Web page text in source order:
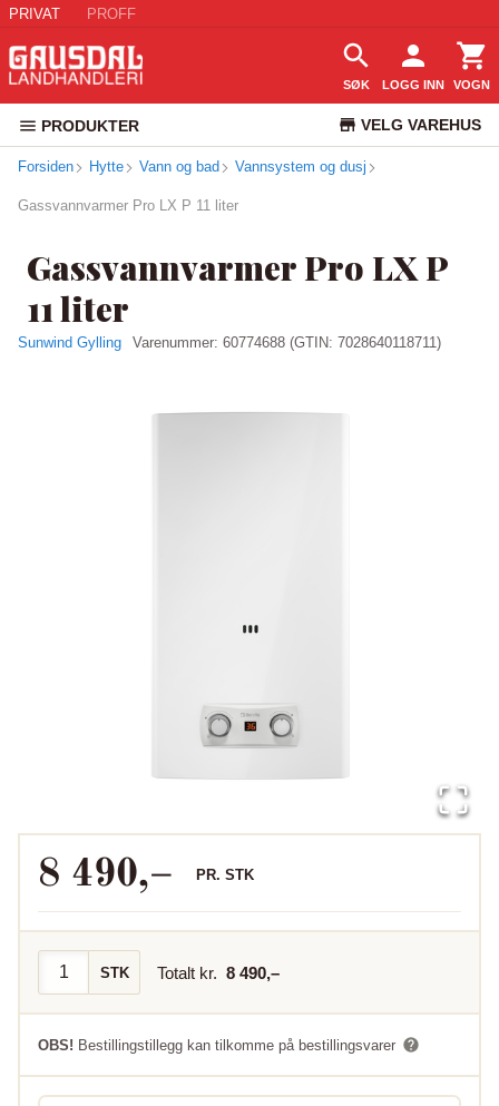
PRIVAT PROFF
SØK LOGG INN VOGN
PRODUKTER VELG VAREHUS
KUNDESERVICE
Forsiden Hytte Vann og bad Vannsystem og dusj
Gassvannvarmer Pro LX P 11 liter
Gassvannvarmer Pro LX P
11 liter
Sunwind Gylling Varenummer: 60774688 (GTIN: 7028640118711)
8 490,– PR. STK
STK Totalt kr. 8 490,–
OBS! Bestillingstillegg kan tilkomme på bestillingsvarer